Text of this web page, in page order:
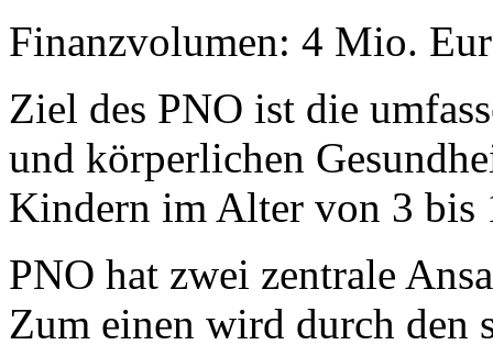
Finanzvolumen: 4 Mio.
Ziel des PNO ist die
und körperlichen
Kindern im Alter von 3 bis
PNO hat zwei zentrale
Zum einen wird durch den